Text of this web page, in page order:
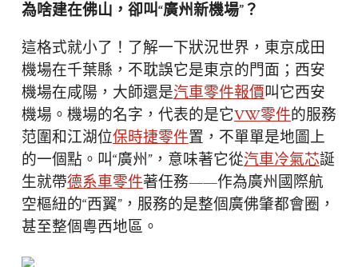
為啥建在佛山，卻叫“廣州新機場”？
這格式就小了！了解一下狀況世界，東京成田
機場在千葉縣，不耽誤它是東京的門面；西安
機場在咸陽，大師還是汽車零件報價叫它西安
機場。機場的名字，代表的是它VW零件的服務
范圍和江湖位保時捷零件置，不單單是地圖上
的一個點。叫“廣州”，意味著它從汽車冷氣芯誕
生就帶德系車零件著任務——作為廣州國際航
空樞紐的“西翼”，服務的是整個廣佛肇都會圈，
甚至整個粵西地區。